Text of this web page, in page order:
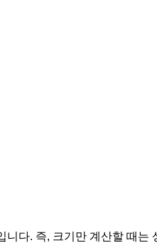
다. 즉, 크기만 계산할 때는